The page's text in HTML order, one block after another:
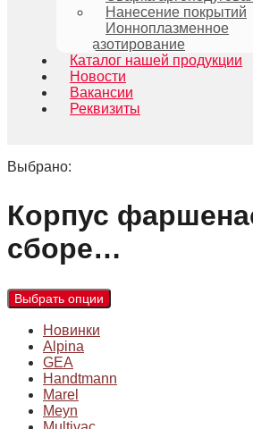
Нанесение покрытий
Ионноплазменное
азотирование
Каталог нашей продукции
Новости
Вакансии
Реквизиты
Выбрано:
Корпус
сборе…
Выбрать опции
Новинки
Alpina
GEA
Handtmann
Marel
Meyn